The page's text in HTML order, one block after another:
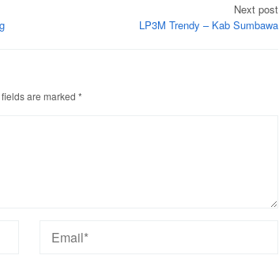
Next post
LP3M Trendy – Kab Sumbawa
are marked *